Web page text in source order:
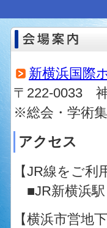
新横浜国際
〒222-0033
※総会・学術
アクセス
【JR線をご利
■JR新横浜駅
【横浜市営地